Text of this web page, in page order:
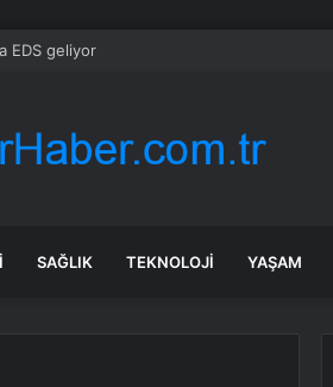
EDS geliyor
SAĞLIK TEKNOLOJI YAŞAM